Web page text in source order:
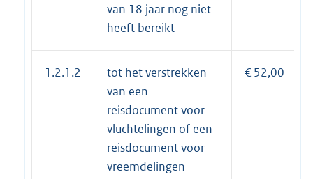
van 18 jaar nog niet
heeft bereikt
1.2.1.2
tot het verstrekken
van een
reisdocument voor
vluchtelingen of een
reisdocument voor
vreemdelingen
€ 52,00